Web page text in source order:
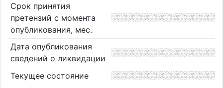
Срок принятия
претензий с момента
опубликования, мес.
Дата опубликования
сведений о ликвидации
Текущее состояние